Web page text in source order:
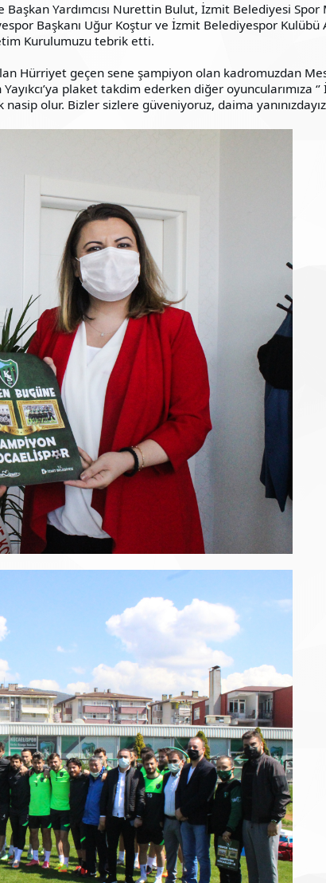
Yardımcısı Nurettin Bulut, İzmit Belediyesi
Başkanı Uğur Koştur ve İzmit Belediyespor Kulübü
Kurulumuzu tebrik etti.
Hürriyet geçen sene şampiyon olan kadromuzdan
plaket takdim ederken diğer oyuncularımıza
olur. Bizler sizlere güveniyoruz, daima yanınızdayız